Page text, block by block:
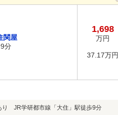
関屋
分
1,698
万円
37.17万円
JR学研都市線「大住」駅徒歩9分